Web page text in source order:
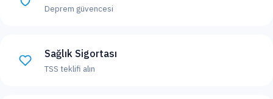
Deprem güvencesi
Sağlık Sigortası
TSS teklifi alın